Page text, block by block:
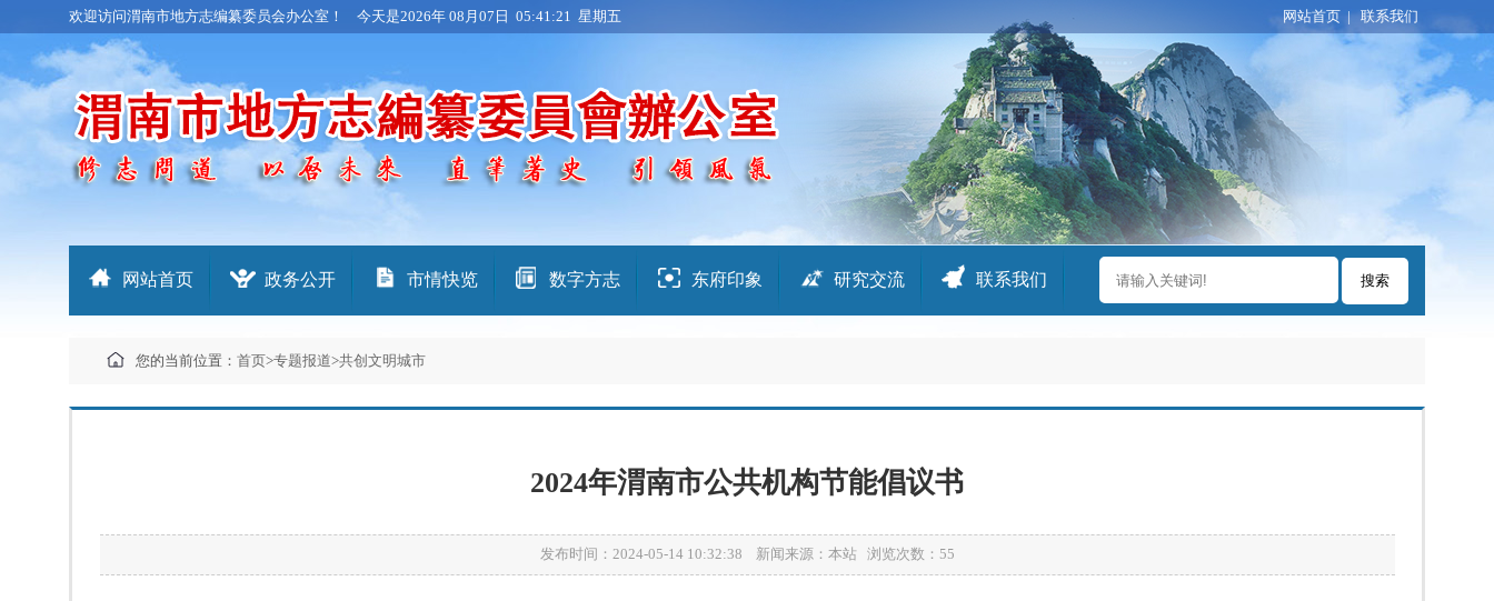
欢迎访问渭南市地方志编纂委员会办公室！ 今天是2026年 08月07日 05:41:21 星期五 网站首页 |联系我们
网站首页 政务公开 市情快览 数字方志 东府印象 研究交流 联系我们
您的当前位置： 首页>专题报道>共创文明城市
2024年渭南市公共机构节能倡议书
发布时间：2024-05-14 10:32:38 新闻来源：本站 浏览次数：55